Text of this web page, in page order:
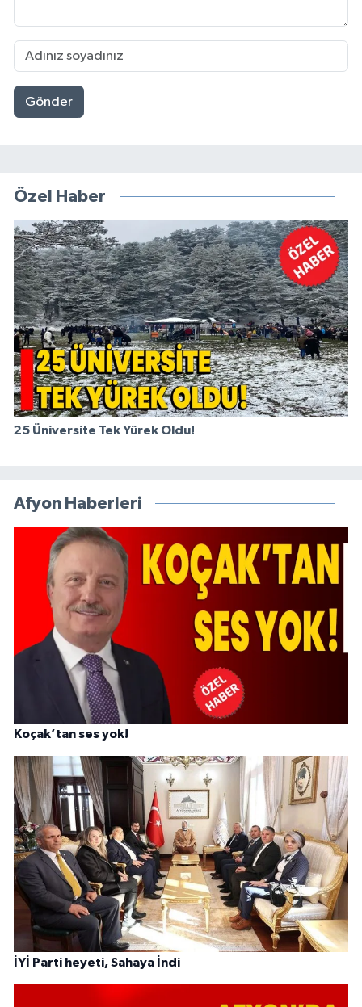
Gönder
Özel Haber
25 Üniversite Tek Yürek Oldu!
Afyon Haberleri
Koçak’tan ses yok!
İYİ Parti heyeti, Sahaya İndi